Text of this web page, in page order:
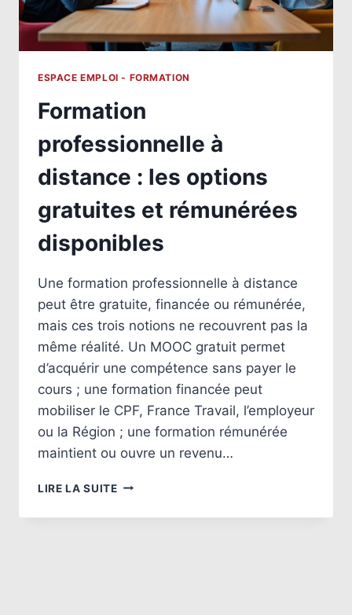
ESPACE EMPLOI - FORMATION
Formation
professionnelle à
distance : les options
gratuites et rémunérées
disponibles
Une formation professionnelle à distance
peut être gratuite, financée ou rémunérée,
mais ces trois notions ne recouvrent pas la
même réalité. Un MOOC gratuit permet
d’acquérir une compétence sans payer le
cours ; une formation financée peut
mobiliser le CPF, France Travail, l’employeur
ou la Région ; une formation rémunérée
maintient ou ouvre un revenu…
LIRE LA SUITEFORMATION
À